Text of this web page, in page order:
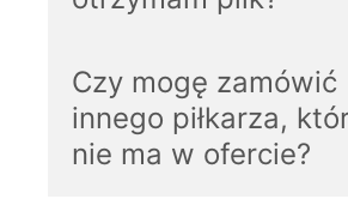
Czy mogę zamówić
innego piłkarza,
nie ma w ofercie?